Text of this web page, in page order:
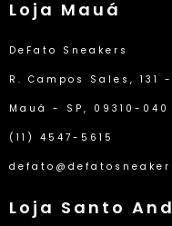
Loja Mauá
DeFato Sneakers
R. Campos Sales, 131
Mauá - SP, 09310-040
(11) 4547-5615
Loja Santo